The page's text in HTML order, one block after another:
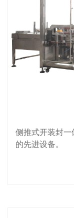
侧推式开装封
的先进设备。